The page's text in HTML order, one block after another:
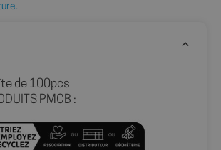
de 100pcs
PMCB :